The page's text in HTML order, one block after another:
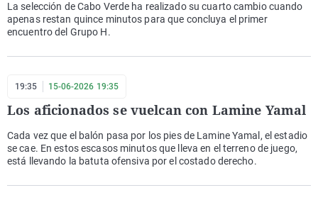
La selección de Cabo Verde ha realizado su cuarto cambio cuando
apenas restan quince minutos para que concluya el primer
encuentro del Grupo H.
19:35 15-06-2026 19:35
Los aficionados se vuelcan con Lamine Yamal
Cada vez que el balón pasa por los pies de Lamine Yamal, el estadio
se cae. En estos escasos minutos que lleva en el terreno de juego,
está llevando la batuta ofensiva por el costado derecho.